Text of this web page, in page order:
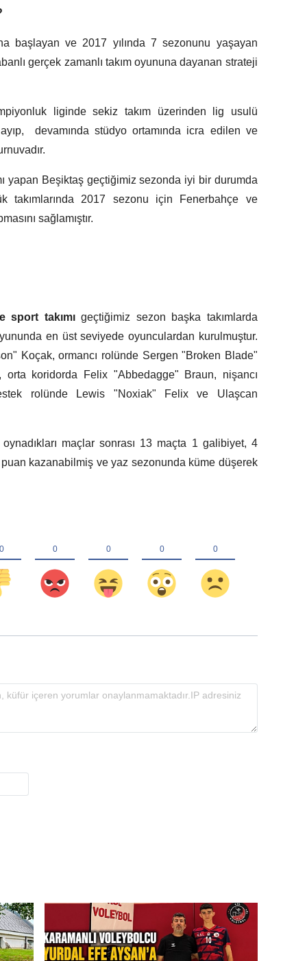
başlayan ve 2017 yılında 7 sezonunu yaşayan
gerçek zamanlı takım oyununa dayanan strateji
liginde sekiz takım üzerinden lig usulü
devamında stüdyo ortamında icra edilen ve
yapan Beşiktaş geçtiğimiz sezonda iyi bir durumda
2017 sezonu için Fenerbahçe ve
sağlamıştır.
sport takımıgeçtiğimiz sezon başka takımlarda
en üst seviyede oyunculardan kurulmuştur.
Koçak, ormancı rolünde Sergen "Broken Blade"
orta koridorda Felix "Abbedagge" Braun, nişancı
rolünde Lewis "Noxiak" Felix ve Ulaşcan
maçlar sonrası 13 maçta 1 galibiyet, 4
kazanabilmiş ve yaz sezonunda küme düşerek